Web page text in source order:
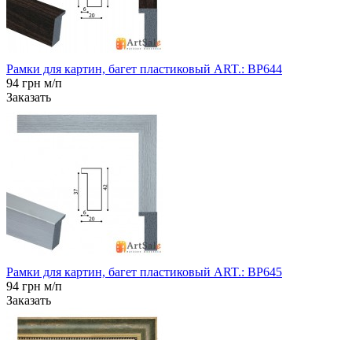
Рамки для картин, багет пластиковый ART.: BP644
94 грн м/п
Заказать
Рамки для картин, багет пластиковый ART.: BP645
94 грн м/п
Заказать